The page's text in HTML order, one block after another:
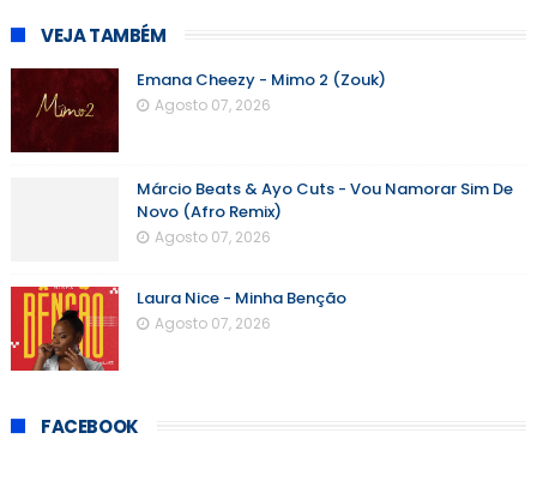
VEJA TAMBÉM
Emana Cheezy - Mimo 2 (Zouk)
Agosto 07, 2026
Márcio Beats & Ayo Cuts - Vou Namorar Sim De
Novo (Afro Remix)
Agosto 07, 2026
Laura Nice - Minha Benção
Agosto 07, 2026
FACEBOOK